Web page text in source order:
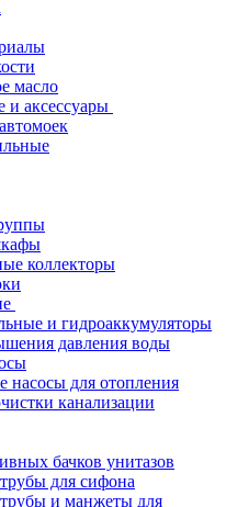
масло
аксессуары
коллекторы
и гидроаккумуляторы
давления воды
насосы для отопления
канализации
бачков унитазов
для сифона
и манжеты для